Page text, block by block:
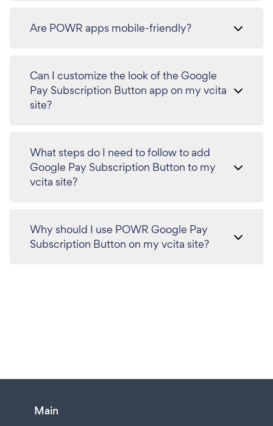
Are POWR apps mobile-friendly?
Can I customize the look of the Google
Pay Subscription Button app on my vcita
site?
What steps do I need to follow to add
Google Pay Subscription Button to my
vcita site?
Why should I use POWR Google Pay
Subscription Button on my vcita site?
Main